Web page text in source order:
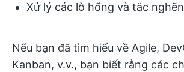
Xử lý các lỗ hổng và tắc nghẽn
Nếu bạn đã tìm hiểu về Agile,
Kanban, v.v., bạn biết rằng các